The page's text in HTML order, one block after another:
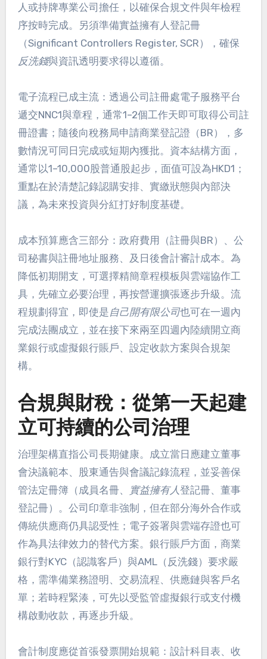
人或持牌專業公司擔任，以確保合規文件與年檢程
序按時完成。另須準備實益擁有人登記冊
（Significant Controllers Register, SCR），確保
反洗錢與資訊透明要求得以遵循。
電子流程已成主流：透過公司註冊處電子服務平台
遞交NNC1與章程，通常1–2個工作天即可取得公司註
冊證書；隨後向稅務局申請商業登記證（BR），多
數情況可同日完成或短期內獲批。資本結構方面，
通常以1–10,000股普通股起步，面值可設為HKD1；
重點在於清楚記錄認購安排、實繳狀態與內部決
議，為未來投資與分紅打好制度基礎。
成本預算應含三部分：政府費用（註冊與BR）、公
司秘書與註冊地址服務、及日後會計審計成本。為
降低初期開支，可選擇精簡章程模板與雲端協作工
具，先確立必要治理，再按營運擴張逐步升級。流
程規劃得宜，即使是自己開有限公司也可在一週內
完成法團成立，並在接下來兩至四週內陸續開立商
業銀行或虛擬銀行賬戶、設定收款方案與合規架
構。
合規與財稅：從第一天起建
立可持續的公司治理
治理架構直指公司長期健康。成立當日應建立董事
會決議範本、股東通告與會議記錄流程，並妥善保
管法定冊簿（成員名冊、
實益擁有人 登記冊、董事
登記冊）。公司印章非強制，但在部分海外合作或
傳統供應商仍具認受性；電子簽署與雲端存證也可
作為具法律效力的替代方案。銀行賬戶方面，商業
銀行對KYC（認識客戶）與AML（反洗錢）要求嚴
格，需準備業務證明、交易流程、供應鏈與客戶名
單；若時程緊湊，可先以受監管虛擬銀行或支付機
構啟動收款，再逐步升級。
會計制度應從首張發票開始規範：設計科目表、收